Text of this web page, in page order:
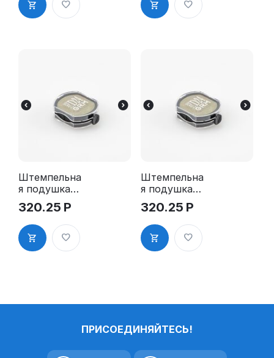
Штемпельна
я подушка
для GRM
R24 2Pads
320.25 Р
Штемпельна
я подушка
для GRM
R24 2Pads,
синяя
320.25 Р
ПРИСОЕДИНЯЙТЕСЬ!